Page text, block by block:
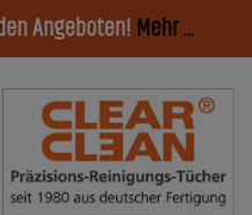
Angeboten! Mehr ...